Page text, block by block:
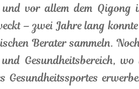
vor allem dem
– zwei Jahre lang
Berater sammeln.
Gesundheitsbereich,
Gesundheitssportes